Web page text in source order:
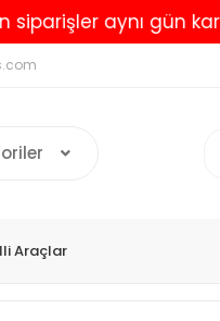
aynı gün kargoda!
Araçlar